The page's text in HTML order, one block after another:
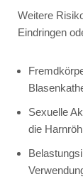
Weitere
Eindringen
Sexuelle
die